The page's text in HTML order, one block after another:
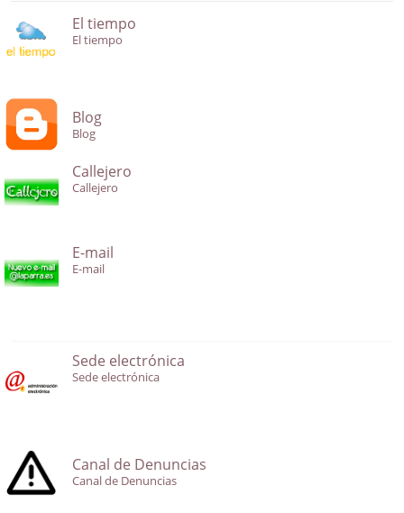
El tiempo
El tiempo
Blog
Blog
Callejero
Callejero
E-mail
E-mail
Sede electrónica
Sede electrónica
Canal de Denuncias
Canal de Denuncias